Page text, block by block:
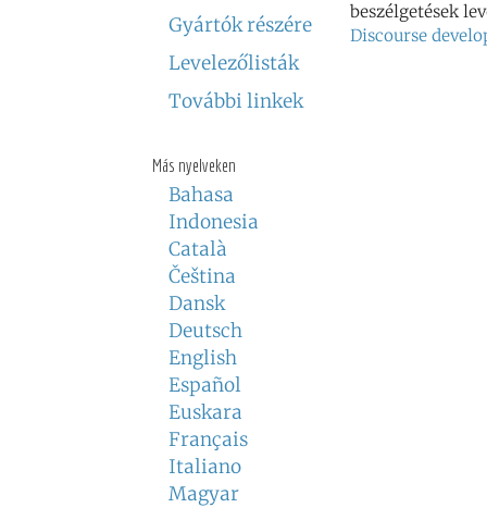
Gyártók részére
Levelezőlisták
További linkek
Más nyelveken
Bahasa
Indonesia
Català
Čeština
Dansk
Deutsch
English
Español
Euskara
Français
Italiano
Magyar
beszélgetések
Discourse